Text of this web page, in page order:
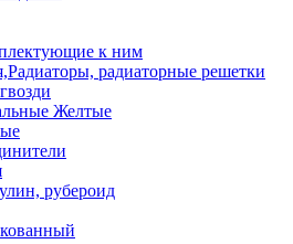
к ним
радиаторные решетки
Желтые
рубероид